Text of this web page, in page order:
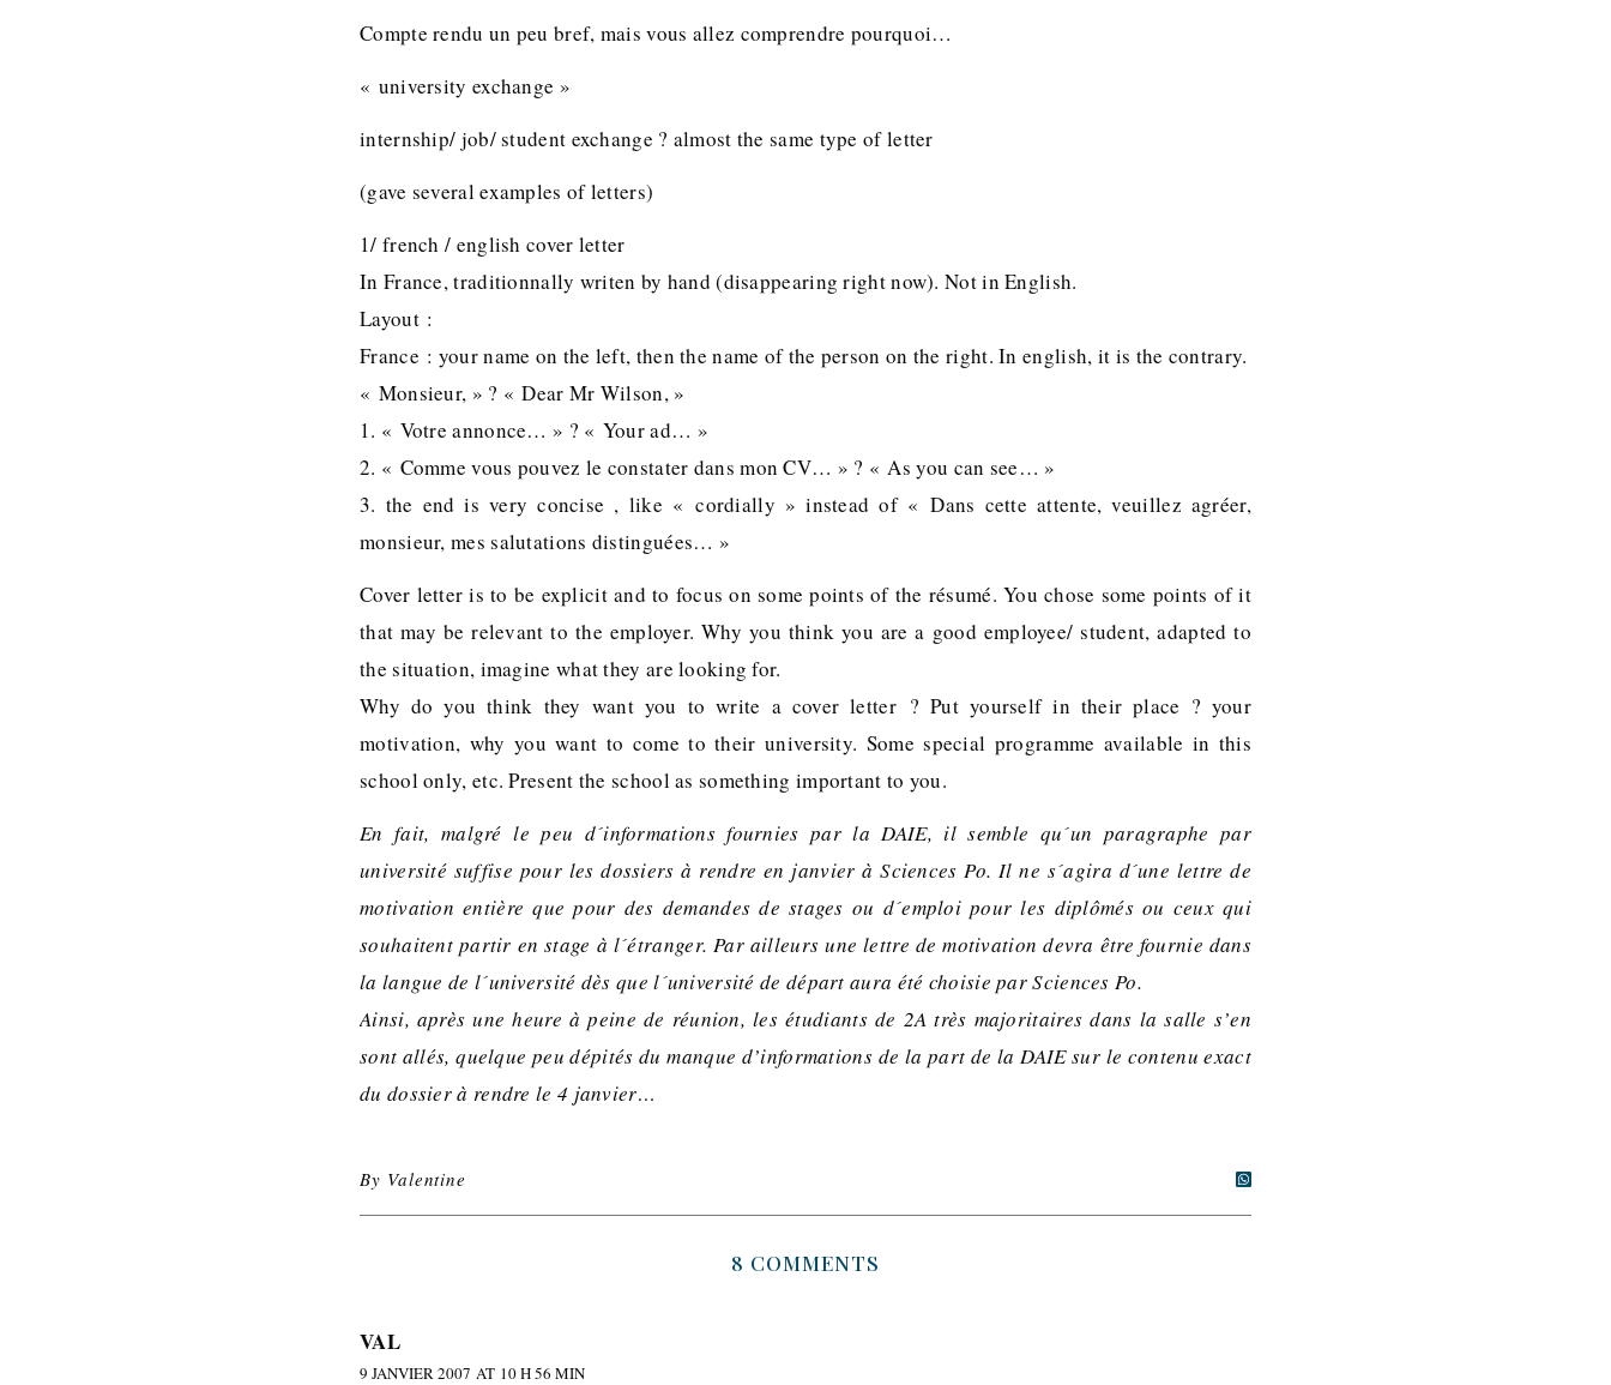
Compte rendu un peu bref, mais vous allez comprendre pourquoi…
« university exchange »
internship/ job/ student exchange ? almost the same type of letter
(gave several examples of letters)
1/ french / english cover letter
In France, traditionnally writen by hand (disappearing right now). Not in English.
Layout :
France : your name on the left, then the name of the person on the right. In english, it is the contrary.
« Monsieur, » ? « Dear Mr Wilson, »
1. « Votre annonce… » ? « Your ad… »
2. « Comme vous pouvez le constater dans mon CV… » ? « As you can see… »
3. the end is very concise , like « cordially » instead of « Dans cette attente, veuillez agréer,
monsieur, mes salutations distinguées… »
Cover letter is to be explicit and to focus on some points of the résumé. You chose some points of it
that may be relevant to the employer. Why you think you are a good employee/ student, adapted to
the situation, imagine what they are looking for.
Why do you think they want you to write a cover letter ? Put yourself in their place ? your
motivation, why you want to come to their university. Some special programme available in this
school only, etc. Present the school as something important to you.
En fait, malgré le peu d´informations fournies par la DAIE, il semble qu´un paragraphe par
université suffise pour les dossiers à rendre en janvier à Sciences Po. Il ne s´agira d´une lettre de
motivation entière que pour des demandes de stages ou d´emploi pour les diplômés ou ceux qui
souhaitent partir en stage à l´étranger. Par ailleurs une lettre de motivation devra être fournie dans
la langue de l´université dès que l´université de départ aura été choisie par Sciences Po.
Ainsi, après une heure à peine de réunion, les étudiants de 2A très majoritaires dans la salle s’en
sont allés, quelque peu dépités du manque d’informations de la part de la DAIE sur le contenu exact
du dossier à rendre le 4 janvier…
By Valentine
8 COMMENTS
VAL
9 JANVIER 2007 AT 10 H 56 MIN